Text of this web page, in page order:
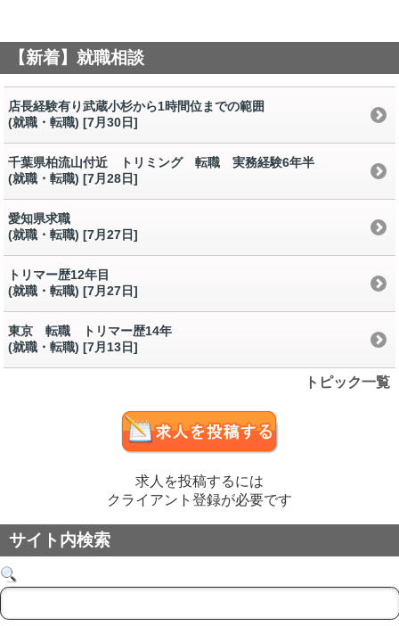
【新着】就職相談
店長経験有り武蔵小杉から1時間位までの範囲
(就職・転職) [7月30日]
千葉県柏流山付近 トリミング 転職 実務経験6年半
(就職・転職) [7月28日]
愛知県求職
(就職・転職) [7月27日]
トリマー歴12年目
(就職・転職) [7月27日]
東京 転職 トリマー歴14年
(就職・転職) [7月13日]
トピック一覧
求人を投稿するには
クライアント登録が必要です
サイト内検索